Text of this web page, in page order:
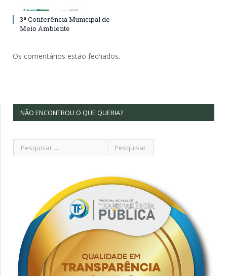
3ª Conferência Municipal de
Meio Ambiente
Os comentários estão fechados.
NÃO ENCONTROU O QUE QUERIA?